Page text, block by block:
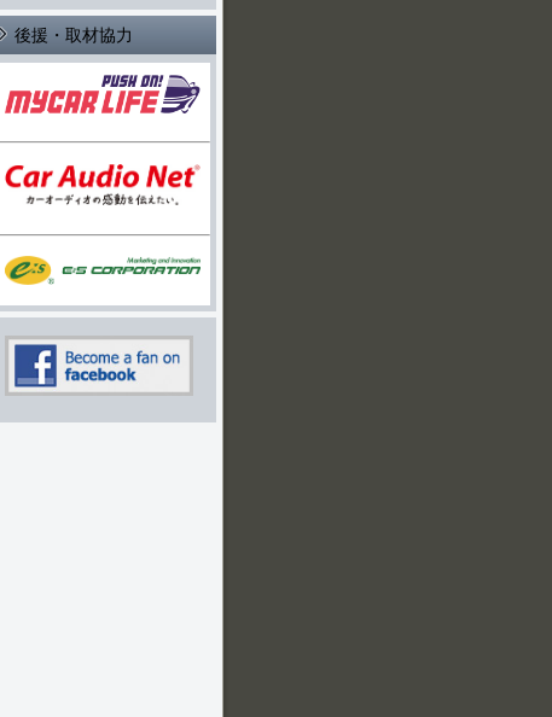
後援・取材協力